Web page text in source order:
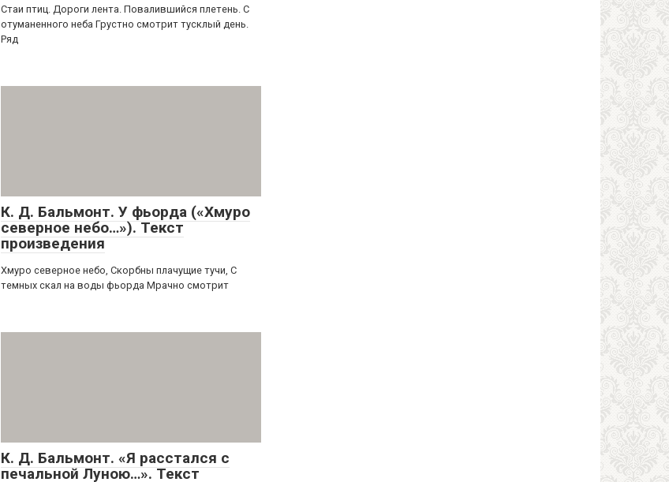
Стаи птиц. Дороги лента. Повалившийся плетень. С
отуманенного неба Грустно смотрит тусклый день.
Ряд
К. Д. Бальмонт. У фьорда («Хмуро
северное небо…»). Текст
произведения
Хмуро северное небо, Скорбны плачущие тучи, С
темных скал на воды фьорда Мрачно смотрит
К. Д. Бальмонт. «Я расстался с
печальной Луною…». Текст